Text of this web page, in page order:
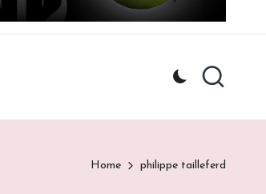
Home philippe tailleferd